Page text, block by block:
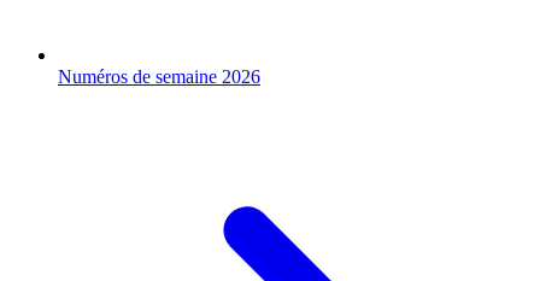
Numéros de semaine 2026